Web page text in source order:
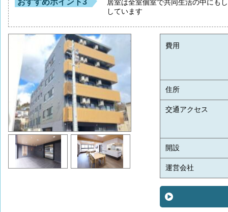
おすすめポイント3
居室は全室個室で共同生活の中にも
しています
費用
住所
交通アクセス
開設
運営会社